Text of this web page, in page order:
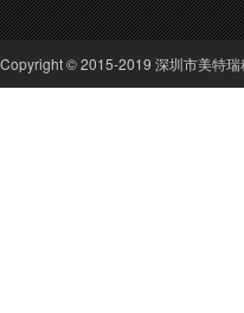
Copyright © 2015-2019 深圳市美特